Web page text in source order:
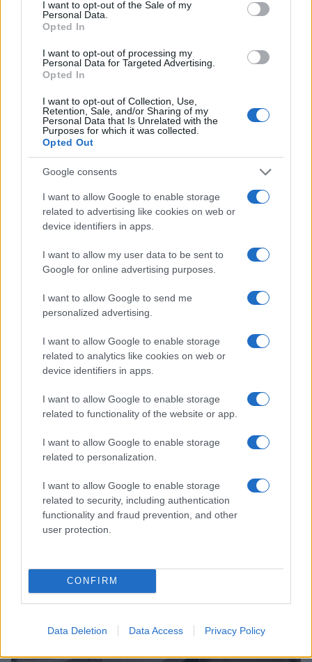
I want to opt-out of the Sale of my
Personal Data.
Opted In
I want to opt-out of processing my
Personal Data for Targeted Advertising.
Opted In
I want to opt-out of Collection, Use,
Retention, Sale, and/or Sharing of my
Personal Data that Is Unrelated with the
Purposes for which it was collected.
Opted Out
Google consents
I want to allow Google to enable storage
related to advertising like cookies on web or
device identifiers in apps.
I want to allow my user data to be sent to
Google for online advertising purposes.
I want to allow Google to send me
personalized advertising.
I want to allow Google to enable storage
related to analytics like cookies on web or
device identifiers in apps.
I want to allow Google to enable storage
related to functionality of the website or app.
I want to allow Google to enable storage
related to personalization.
I want to allow Google to enable storage
related to security, including authentication
functionality and fraud prevention, and other
user protection.
CONFIRM
Data Deletion Data Access Privacy Policy
Valentina Mariani, veronese, concepì una
al Teatro Romano: oggi produce contenuti di
stile per spazi domestici. In redazione
favorisce estetiche minimaliste e porta
sempre una campionatura di tessuti che
testimonia scelte cromatiche personali e
professionali.
Continua a leggere
LIFESTYLE